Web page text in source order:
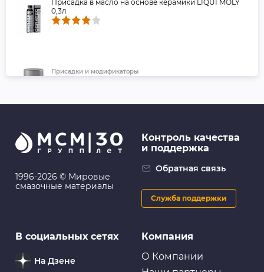
Присадка в масло на основе керамики LIQUI MOLY
0,3л
Присадки и модификаторы
Присадки и модификаторы
Антигель для дизельного топлива (946 мл) ABRO
VMP AUTO Реметаллизант Resurs Next, 75г
1996-2026 © Мировые
смазочные материалы
Компания
О Компании
Контроль качества
и поддержка
Обратная связь
Служба поддержки
В социальных сетях
На Дзене